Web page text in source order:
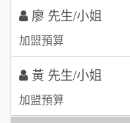
黃 先生/小姐
加盟預算
林 先生/小姐
加盟預算
拾鑶火鍋加盟說明會
全家加盟說明會
台灣G湯加盟說明會